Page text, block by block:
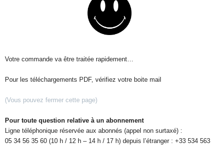
Votre commande va être traitée rapidement…
Pour les téléchargements PDF, vérifiez votre boite mail
(Vous pouvez fermer cette page)
Pour toute question relative à un abonnement
Ligne téléphonique réservée aux abonnés (appel non surtaxé) :
05 34 56 35 60 (10 h / 12 h – 14 h / 17 h) depuis l’étranger : +33 534 563